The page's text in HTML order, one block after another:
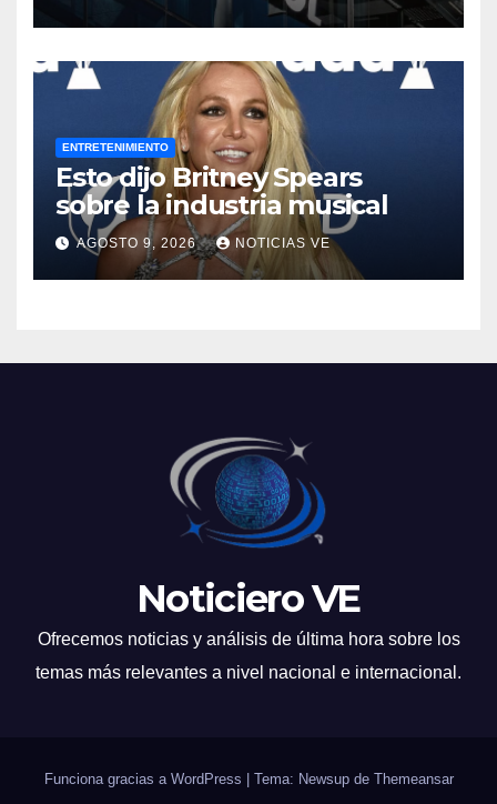
ENTRETENIMIENTO
Esto dijo Britney Spears
sobre la industria musical
AGOSTO 9, 2026 NOTICIAS VE
Noticiero VE
Ofrecemos noticias y análisis de última hora sobre los
temas más relevantes a nivel nacional e internacional.
Funciona gracias a WordPress Tema: Newsup de Themeansar